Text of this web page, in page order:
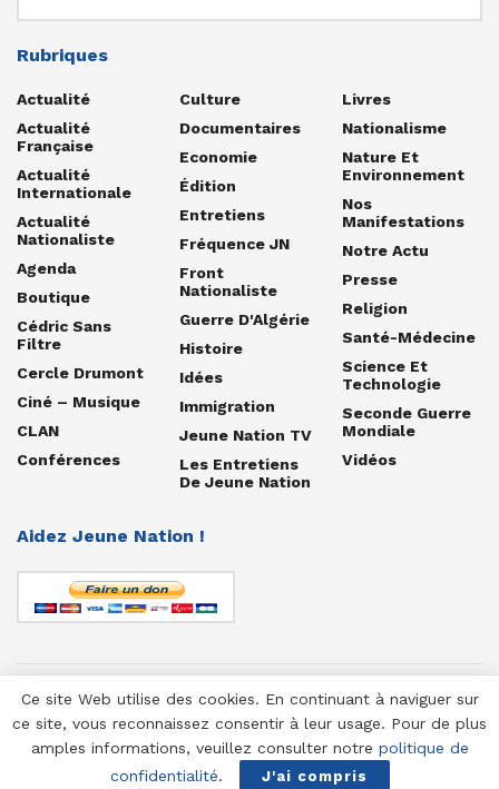
Rubriques
Actualité
Actualité
Française
Actualité
Internationale
Actualité
Nationaliste
Agenda
Boutique
Cédric Sans
Filtre
Cercle Drumont
Ciné – Musique
CLAN
Conférences
Culture
Documentaires
Economie
Édition
Entretiens
Fréquence JN
Front
Nationaliste
Guerre D'Algérie
Histoire
Idées
Immigration
Jeune Nation TV
Les Entretiens
De Jeune Nation
Livres
Nationalisme
Nature Et
Environnement
Nos
Manifestations
Notre Actu
Presse
Religion
Santé-Médecine
Science Et
Technologie
Seconde Guerre
Mondiale
Vidéos
Aidez Jeune Nation !
© 1958-2025 Jeune Nation
Ce site Web utilise des cookies. En continuant à naviguer sur
ce site, vous reconnaissez consentir à leur usage. Pour de plus
amples informations, veuillez consulter notre politique de
confidentialité. J'ai compris